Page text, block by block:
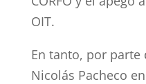
OIT.
En tanto, por parte
Nicolás Pacheco